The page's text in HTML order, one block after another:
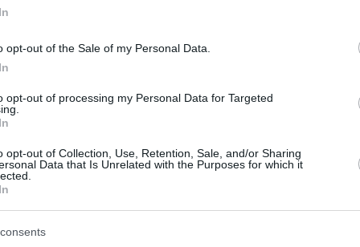
opt-out of the Sale of my Personal Data.
opt-out of processing my Personal Data for Targeted
opt-out of Collection, Use, Retention, Sale, and/or Sharing
Data that Is Unrelated with the Purposes for which it